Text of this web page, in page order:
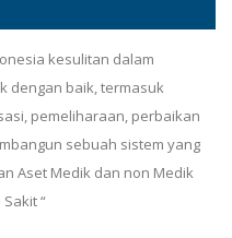
kesulitan dalam
dengan baik, termasuk
pemeliharaan, perbaikan
sebuah sistem yang
Aset Medik dan non Medik
“